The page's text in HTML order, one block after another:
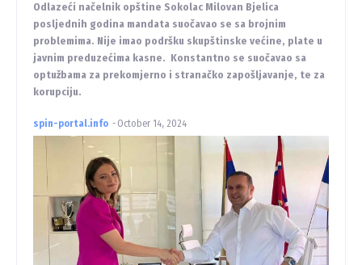
Odlazeći načelnik opštine Sokolac Milovan Bjelica
posljednih godina mandata suočavao se sa brojnim
problemima. Nije imao podršku skupštinske većine, plate u
javnim preduzećima kasne. Konstantno se suočavao sa
optužbama za prekomjerno i stranačko zapošljavanje, te za
korupciju.
spin-portal.info - October 14, 2024